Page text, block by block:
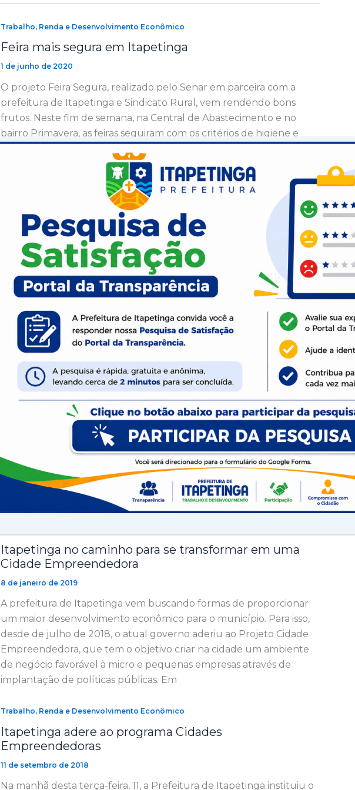
Trabalho, Renda e Desenvolvimento Econômico
Feira mais segura em Itapetinga
1 de junho de 2020
O projeto Feira Segura, realizado pelo Senar em parceira com a
prefeitura de Itapetinga e Sindicato Rural, vem rendendo bons
frutos. Neste fim de semana, na Central de Abastecimento e no
bairro Primavera, as feiras seguiram com os critérios de higiene e
Trabalho, Renda e Desenvolvimento Econômico
Prefeito Rodrigo Hagge participa da inauguração do
Assaí Atacadista
19 de dezembro de 2019
Na manhã desta quinta-feira, 19, Itapetinga presenciou mais um
marco na sua história desenvolvimentista. Após a chegada de novas
empresas e indústrias, o Assaí Atacadista abriu suas portas, gerando
emprego, renda e atraindo mais pessoas para o nosso município.
Presente na inauguração, o prefeito Rodrigo Hagge foi
recepcionado pelo Diretor de Operações, Anderson Castilho, e
Trabalho, Renda e Desenvolvimento Econômico
SENAI abre inscrições para Jovem Aprendiz
12 de fevereiro de 2019
Parceria da Prefeitura de Itapetinga com o SENAI traz ao município
o programa Jovem Aprendiz. Voltado para pessoas de 14 a 20 anos,
curso de aprendizagem profissional, é gratuito e emite certificado
em qualificação para trabalhar nas indústrias da região. Na manhã
desta terça-feira (12), o prefeito Rodrigo Hagge esteve reunido com
representantes do SENAI
Itapetinga no caminho para se transformar em uma
Cidade Empreendedora
8 de janeiro de 2019
A prefeitura de Itapetinga vem buscando formas de proporcionar
um maior desenvolvimento econômico para o município. Para isso,
desde de julho de 2018, o atual governo aderiu ao Projeto Cidade
Empreendedora, que tem o objetivo criar na cidade um ambiente
de negócio favorável à micro e pequenas empresas através de
implantação de políticas públicas. Em
Trabalho, Renda e Desenvolvimento Econômico
Itapetinga adere ao programa Cidades
Empreendedoras
11 de setembro de 2018
Na manhã desta terça-feira, 11, a Prefeitura de Itapetinga instituiu o